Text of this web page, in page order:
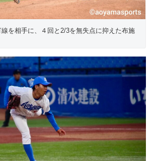
を相手に、４回と2/3を無失点に抑えた布施